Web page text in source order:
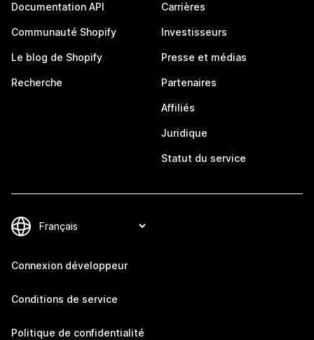
Documentation API
Communauté Shopify
Le blog de Shopify
Recherche
Carrières
Investisseurs
Presse et médias
Partenaires
Affiliés
Juridique
Statut du service
Connexion développeur
Conditions de service
Politique de confidentialité